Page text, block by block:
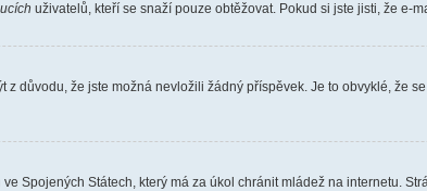
uživatelů, kteří se snaží pouze obtěžovat. Pokud si jste jisti, že e-
z důvodu, že jste možná nevložili žádný příspěvek. Je to obvyklé,
Spojených Státech, který má za úkol chránit mládež na internetu.